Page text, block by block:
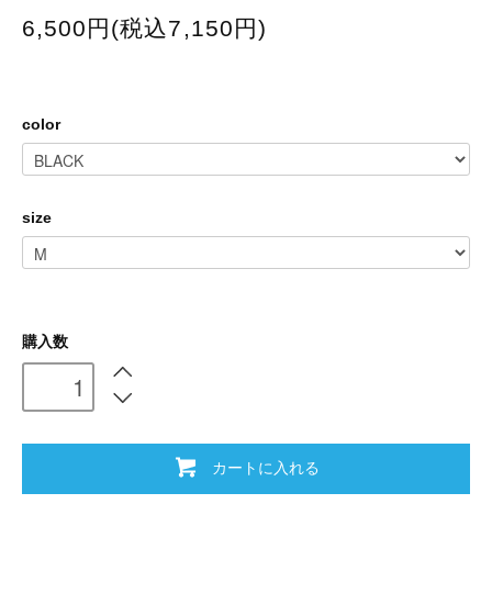
6,500円(税込7,150円)
color
size
購入数
カートに入れる